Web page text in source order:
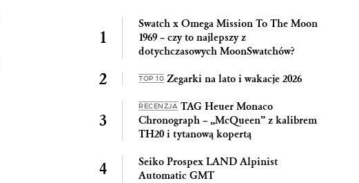
Swatch x Omega Mission To The Moon
1969 – czy to najlepszy z
dotychczasowych MoonSwatchów?
TOP 10 Zegarki na lato i wakacje 2026
RECENZJA TAG Heuer Monaco
Chronograph – „McQueen” z kalibrem
TH20 i tytanową kopertą
Seiko Prospex LAND Alpinist
Automatic GMT